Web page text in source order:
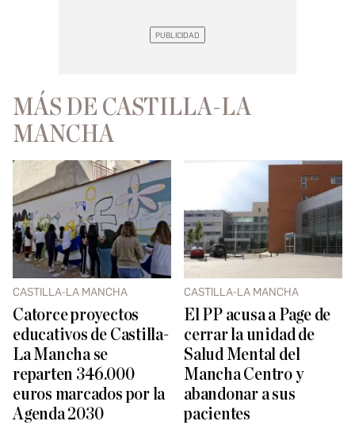
MÁS DE CASTILLA-LA
MANCHA
CASTILLA-LA MANCHA
Catorce proyectos
educativos de Castilla-
La Mancha se
reparten 346.000
euros marcados por la
Agenda 2030
CASTILLA-LA MANCHA
El PP acusa a Page de
cerrar la unidad de
Salud Mental del
Mancha Centro y
abandonar a sus
pacientes